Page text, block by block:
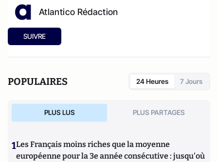
Atlantico Rédaction
SUIVRE
POPULAIRES 24 Heures 7 Jours
PLUS LUS PLUS PARTAGES
1Les Français moins riches que la moyenne
européenne pour la 3e année consécutive : jusqu'où